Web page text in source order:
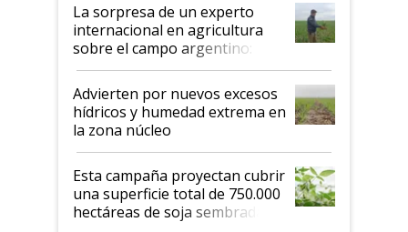
La sorpresa de un experto
internacional en agricultura
sobre el campo argentino:
"Estoy muy impresionado"
Advierten por nuevos excesos
hídricos y humedad extrema en
la zona núcleo
Esta campaña proyectan cubrir
una superficie total de 750.000
hectáreas de soja sembradas